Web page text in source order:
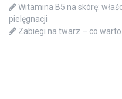
Witamina B5 na skórę:
pielęgnacji
Zabiegi na twarz – co